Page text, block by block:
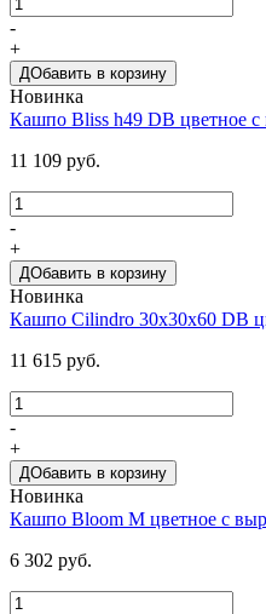
-
+
ДОбавить в корзину
Новинка
Кашпо Bliss h49 DB цветное с
11 109 руб.
-
+
ДОбавить в корзину
Новинка
Кашпо Cilindro 30х30х60 DB
11 615 руб.
-
+
ДОбавить в корзину
Новинка
Кашпо Bloom M цветное с
6 302 руб.